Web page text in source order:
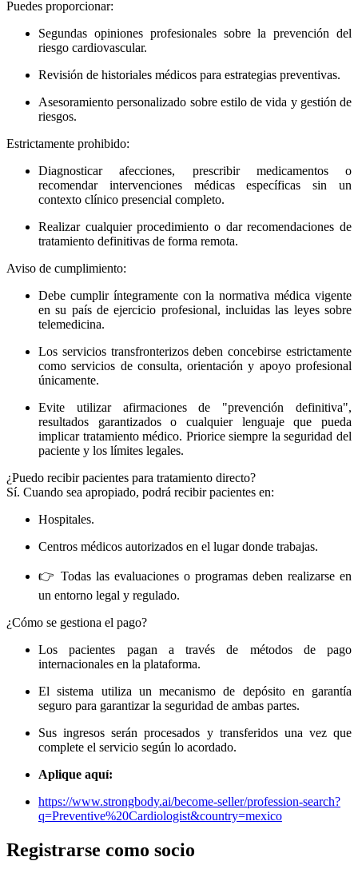
Puedes proporcionar:
Segundas opiniones profesionales sobre la prevención del
riesgo cardiovascular.
Revisión de historiales médicos para estrategias preventivas.
Asesoramiento personalizado sobre estilo de vida y gestión de
riesgos.
Estrictamente prohibido:
Diagnosticar afecciones, prescribir medicamentos o
recomendar intervenciones médicas específicas sin un
contexto clínico presencial completo.
Realizar cualquier procedimiento o dar recomendaciones de
tratamiento definitivas de forma remota.
Aviso de cumplimiento:
Debe cumplir íntegramente con la normativa médica vigente
en su país de ejercicio profesional, incluidas las leyes sobre
telemedicina.
Los servicios transfronterizos deben concebirse estrictamente
como servicios de consulta, orientación y apoyo profesional
únicamente.
Evite utilizar afirmaciones de "prevención definitiva",
resultados garantizados o cualquier lenguaje que pueda
implicar tratamiento médico. Priorice siempre la seguridad del
paciente y los límites legales.
¿Puedo recibir pacientes para tratamiento directo?
Sí. Cuando sea apropiado, podrá recibir pacientes en:
Hospitales.
Centros médicos autorizados en el lugar donde trabajas.
👉 Todas las evaluaciones o programas deben realizarse en
un entorno legal y regulado.
¿Cómo se gestiona el pago?
Los pacientes pagan a través de métodos de pago
internacionales en la plataforma.
El sistema utiliza un mecanismo de depósito en garantía
seguro para garantizar la seguridad de ambas partes.
Sus ingresos serán procesados ​​y transferidos una vez que
complete el servicio según lo acordado.
Aplique aquí:
https://www.strongbody.ai/become-seller/profession-search?
q=Preventive%20Cardiologist&country=mexico
Registrarse como socio